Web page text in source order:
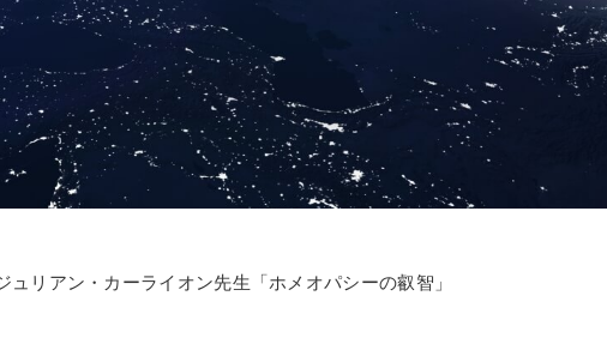
ュリアン・カーライオン先生「ホメオパシーの叡智」